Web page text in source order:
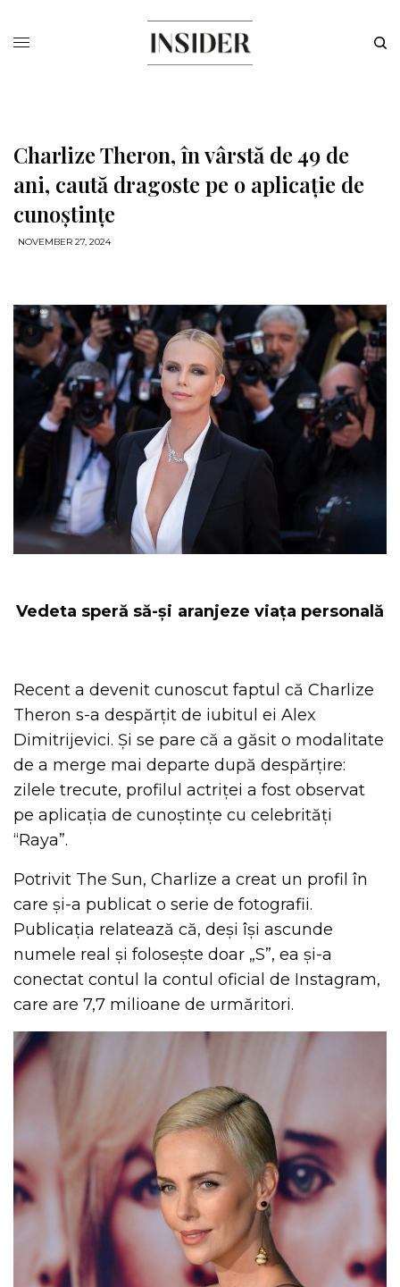
Charlize Theron, în vârstă de 49 de
ani, caută dragoste pe o aplicație de
cunoștințe
NOVEMBER 27, 2024
Vedeta speră să-și aranjeze viața personală
Recent a devenit cunoscut faptul că Charlize
Theron s-a despărțit de iubitul ei Alex
Dimitrijevici. Și se pare că a găsit o modalitate
de a merge mai departe după despărțire:
zilele trecute, profilul actriței a fost observat
pe aplicația de cunoștințe cu celebrități
“Raya”.
Potrivit The Sun, Charlize a creat un profil în
care și-a publicat o serie de fotografii.
Publicația relatează că, deși își ascunde
numele real și folosește doar „S”, ea și-a
conectat contul la contul oficial de Instagram,
care are 7,7 milioane de urmăritori.